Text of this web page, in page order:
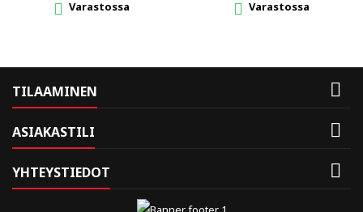
 Varastossa  Varastossa
TILAAMINEN 
ASIAKASTILI 
YHTEYSTIEDOT 